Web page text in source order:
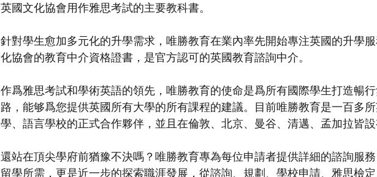
英國文化協會用作雅思考試的主要教科書。
針對學生愈加多元化的升學需求，唯勝教育在業內率先開始專注英國的升學
化協會的教育中介資格證書，是官方認可的英國教育諮詢中介。
作爲雅思考試和學術英語的領先，唯勝教育的使命是爲所有國際學生打造暢
路，能够爲您提供英國所有大學的所有課程的建議。目前唯勝教育是一百多
學、語言學校的正式合作夥伴，並且在倫敦、北京、曼谷、清邁、孟加拉皆
還站在頂尖學府前猶豫不決嗎？唯勝教育專為每位申請者提供詳細的諮詢服
留學所需，更是近一步的探索職涯發展，從諮詢、規劃、學校申請、雅思檢